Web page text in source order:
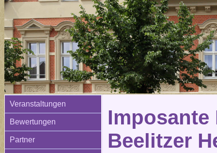
Veranstaltungen
Bewertungen
Partner
Imposante
Beelitzer